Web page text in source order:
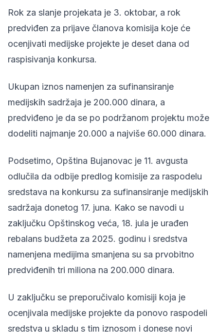
Rok za slanje projekata je 3. oktobar, a rok
predviđen za prijave članova komisija koje će
ocenjivati medijske projekte je deset dana od
raspisivanja konkursa.
Ukupan iznos namenjen za sufinansiranje
medijskih sadržaja je 200.000 dinara, a
predviđeno je da se po podržanom projektu može
dodeliti najmanje 20.000 a najviše 60.000 dinara.
Podsetimo, Opština Bujanovac je 11. avgusta
odlučila da odbije predlog komisije za raspodelu
sredstava na konkursu za sufinansiranje medijskih
sadržaja donetog 17. juna. Kako se navodi u
zaključku Opštinskog veća, 18. jula je urađen
rebalans budžeta za 2025. godinu i sredstva
namenjena medijima smanjena su sa prvobitno
predviđenih tri miliona na 200.000 dinara.
U zaključku se preporučivalo komisiji koja je
ocenjivala medijske projekte da ponovo raspodeli
sredstva u skladu s tim iznosom i donese novi